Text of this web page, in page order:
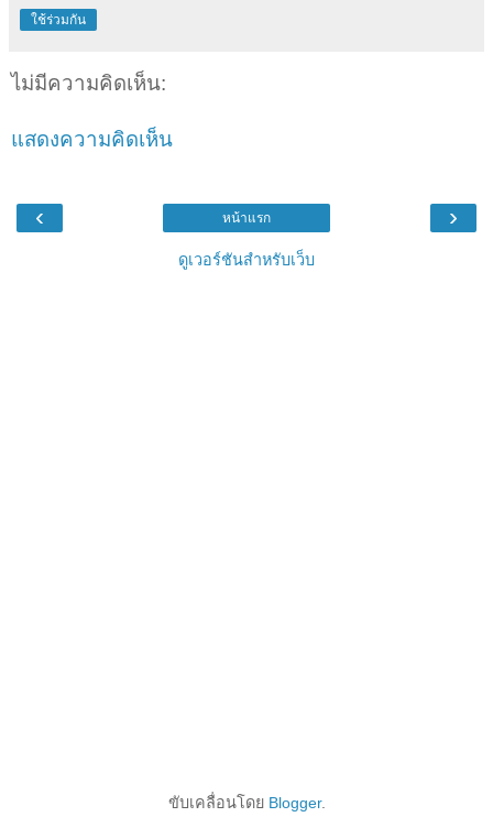
ใช้ร่วมกัน
ไม่มีความคิดเห็น:
แสดงความคิดเห็น
‹ ›
หน้าแรก
ดูเวอร์ชันสำหรับเว็บ
ขับเคลื่อนโดย Blogger.